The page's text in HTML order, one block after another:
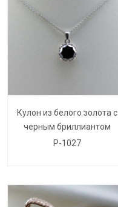
Кулон из белого золота с
черным бриллиантом
P-1027